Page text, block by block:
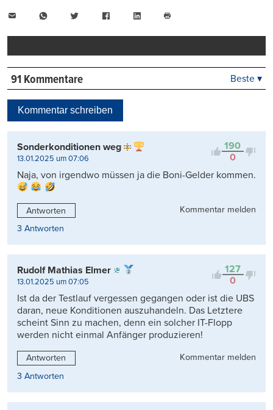
WhatsAppTwitter FacebookLinkedIn
drucken
91 Kommentare
Kontrovers
Beste ▾
Kommentar schreiben
190
0
Sonderkonditionen weg
13.01.2025 um 07:06
Naja, von irgendwo müssen ja die Boni-Gelder kommen.
Antworten
Kommentar melden
3 Antworten
127
0
Rudolf Mathias Elmer
13.01.2025 um 07:05
Ist da der Testlauf vergessen gegangen oder ist die UBS
daran, neue Konditionen auszuhandeln. Das Letztere
scheint Sinn zu machen, denn ein solcher IT-Flopp
werden nicht einmal Anfänger produzieren!
Antworten
Kommentar melden
3 Antworten